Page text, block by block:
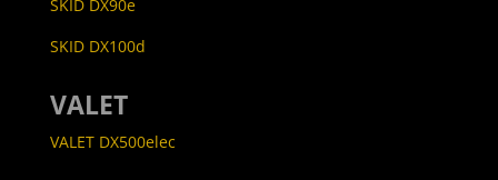
SKID DX90e
SKID DX100d
VALET
VALET DX500elec